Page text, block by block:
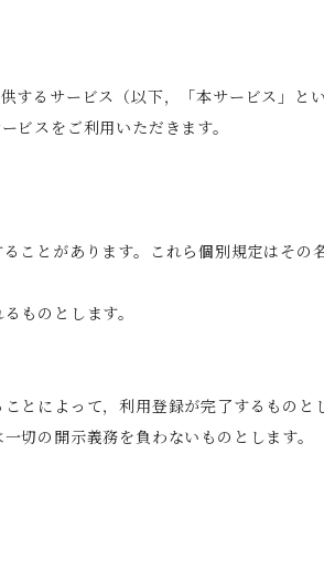
するサービス（以下，「本サービス」と
ビスをご利用いただきます。
ことがあります。これら個別規定はその
ものとします。
とによって，利用登録が完了するものと
切の開示義務を負わないものとします。